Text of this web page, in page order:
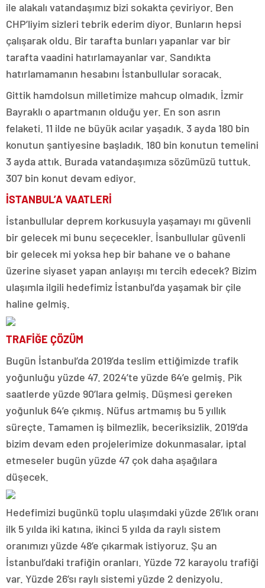
ile alakalı vatandaşımız bizi sokakta çeviriyor. Ben
CHP’liyim sizleri tebrik ederim diyor. Bunların hepsi
çalışarak oldu. Bir tarafta bunları yapanlar var bir
tarafta vaadini hatırlamayanlar var. Sandıkta
hatırlamamanın hesabını İstanbullular soracak.
Gittik hamdolsun milletimize mahcup olmadık. İzmir
Bayraklı o apartmanın olduğu yer. En son asrın
felaketi. 11 ilde ne büyük acılar yaşadık. 3 ayda 180 bin
konutun şantiyesine başladık. 180 bin konutun temelini
3 ayda attık. Burada vatandaşımıza sözümüzü tuttuk.
307 bin konut devam ediyor.
İSTANBUL’A VAATLERİ
İstanbullular deprem korkusuyla yaşamayı mı güvenli
bir gelecek mi bunu seçecekler. İsanbullular güvenli
bir gelecek mi yoksa hep bir bahane ve o bahane
üzerine siyaset yapan anlayışı mı tercih edecek? Bizim
ulaşımla ilgili hedefimiz İstanbul’da yaşamak bir çile
haline gelmiş.
TRAFİĞE ÇÖZÜM
Bugün İstanbul’da 2019’da teslim ettiğimizde trafik
yoğunluğu yüzde 47. 2024’te yüzde 64’e gelmiş. Pik
saatlerde yüzde 90’lara gelmiş. Düşmesi gereken
yoğunluk 64’e çıkmış. Nüfus artmamış bu 5 yıllık
süreçte. Tamamen iş bilmezlik, beceriksizlik. 2019’da
bizim devam eden projelerimize dokunmasalar, iptal
etmeseler bugün yüzde 47 çok daha aşağılara
düşecek.
Hedefimizi bugünkü toplu ulaşımdaki yüzde 26’lık oranı
ilk 5 yılda iki katına, ikinci 5 yılda da raylı sistem
oranımızı yüzde 48’e çıkarmak istiyoruz. Şu an
İstanbul’daki trafiğin oranları. Yüzde 72 karayolu trafiği
var. Yüzde 26’sı raylı sistemi yüzde 2 denizyolu.